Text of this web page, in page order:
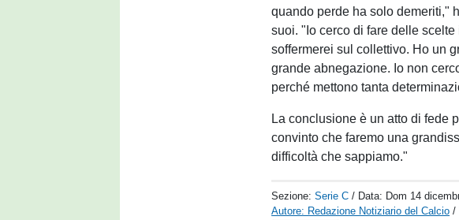
quando perde ha solo demeriti,"
suoi. "Io cerco di fare delle
soffermerei sul collettivo. Ho un
grande abnegazione. Io non
perché mettono tanta
La conclusione è un atto di fede
convinto che faremo una
difficoltà che sappiamo."
Sezione:Serie C / Data: Dom 14
Autore: Redazione Notiziario del Calcio /